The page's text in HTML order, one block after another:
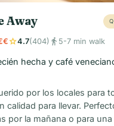
Away
star4.7(404) directions_walk 5-7 min walk
hecha y café
por los locales para
calidad para llevar.
por la mañana o para